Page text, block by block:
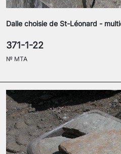
Dalle choisie de St-Léonard -
371-1-22
№ MTA